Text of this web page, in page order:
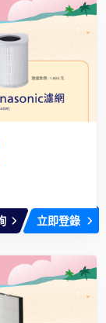
立即登錄